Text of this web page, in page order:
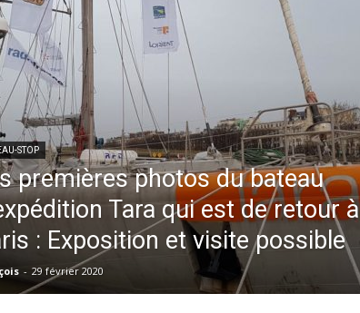
STOP
premières photos du bateau
Tara qui est de retour à
: Exposition et visite possible
- 29 février 2020